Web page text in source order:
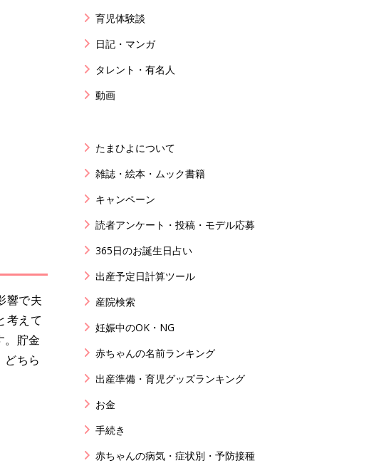
響で夫
考えて
。貯金
どちら
育児体験談
日記・マンガ
タレント・有名人
動画
たまひよについて
雑誌・絵本・ムック書籍
キャンペーン
読者アンケート・投稿・モデル応募
365日のお誕生日占い
出産予定日計算ツール
産院検索
妊娠中のOK・NG
赤ちゃんの名前ランキング
出産準備・育児グッズランキング
お金
手続き
赤ちゃんの病気・症状別・予防接種